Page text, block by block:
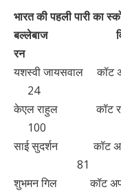
भारत की पहली पारी का
रन
यशस्वी जायसवाल कॉट
24
केएल राहुल कॉट
100
साई सुदर्शन कॉट
81
शुभमन गिल कॉट